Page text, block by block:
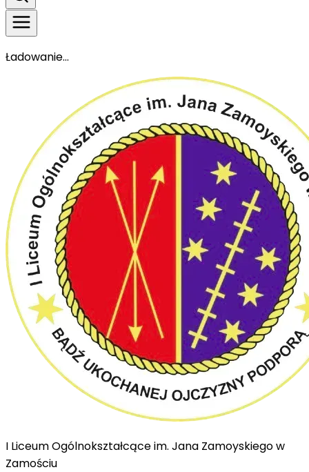
Ładowanie...
I Liceum Ogólnokształcące im. Jana Zamoyskiego w
Zamościu